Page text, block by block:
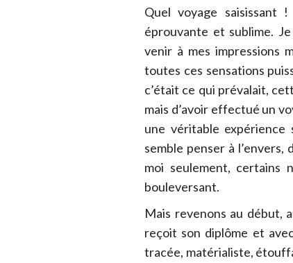
Quel voyage saisissant
éprouvante et sublime.
venir à mes impressions
toutes ces sensations
c’était ce qui prévalait,
mais d’avoir effectué un
une véritable expérience
semble penser à
moi seulement, certains
bouleversant.
Mais revenons au début,
reçoit son diplôme et
tracée, matérialiste,